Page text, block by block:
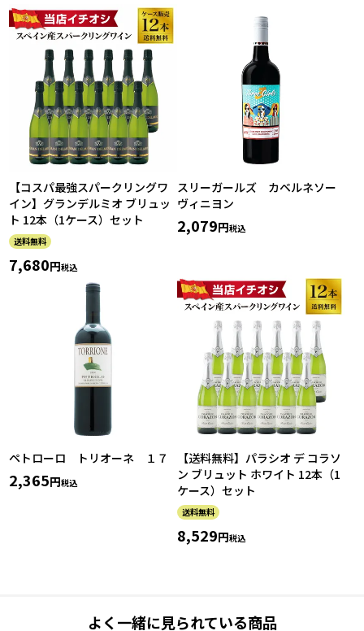
【コスパ最強スパークリングワ
イン】グランデルミオ ブリュッ
ト 12本（1ケース）セット
送料無料
7,680 税込
スリーガールズ カベルネソー
ヴィニヨン
2,079 税込
ペトローロ トリオーネ １７
2,365 税込
【送料無料】パラシオ デ コラソ
ン ブリュット ホワイト 12本（1
ケース）セット
送料無料
8,529 税込
よく一緒に見られている商品